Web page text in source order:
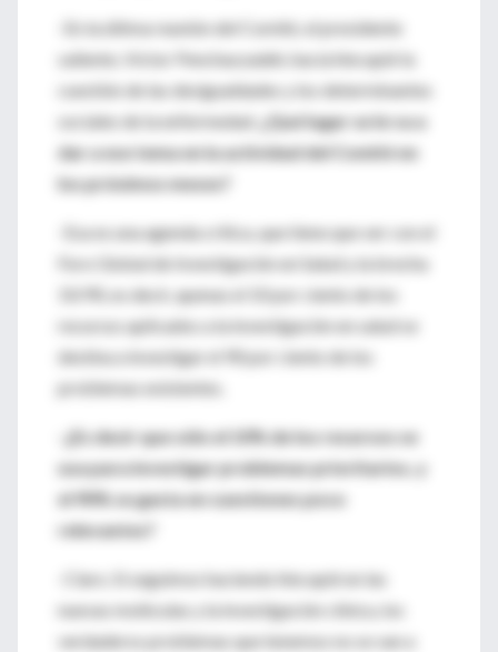
-En la última reunión del Comité, el presidente
saliente, Víctor Penchaszadeh, hacía hincapié la
cuestión de las desigualdades y los determinantes
sociales de la enfermedad. ¿Qué lugar se le va a
dar a ese tema en la actividad del Comité en
los próximos meses?
-Esa es una agenda crítica, que tiene que ver con el
Foro Global de Investigación en Salud y la brecha
10/90, es decir, apenas el 10 por ciento de los
recursos aplicados a la investigación en salud se
destina a investigar el 90 por ciento de los
problemas existentes.
-¿Es decir que sólo el 10% de los recursos se
usa para investigar problemas prioritarios, y
el 90% se gasta en cuestiones poco
relevantes?
-Claro. Si seguimos haciendo hincapié en las
nuevas moléculas y la investigación clínica, los
verdaderos problemas que tenemos no se van a